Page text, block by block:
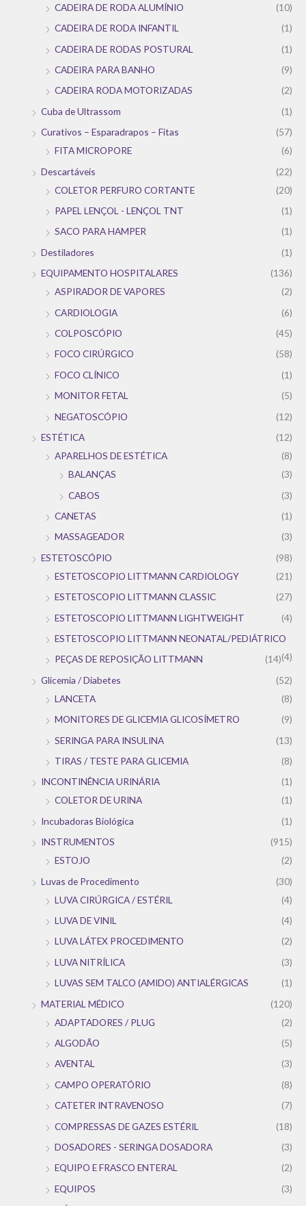
CADEIRA DE RODA ALUMÍNIO
(10)
CADEIRA DE RODA INFANTIL
(1)
CADEIRA DE RODAS POSTURAL
(1)
CADEIRA PARA BANHO
(9)
CADEIRA RODA MOTORIZADAS
(2)
Cuba de Ultrassom
(1)
Curativos – Esparadrapos – Fitas
(57)
FITA MICROPORE
(6)
Descartáveis
(22)
COLETOR PERFURO CORTANTE
(20)
PAPEL LENÇOL - LENÇOL TNT
(1)
SACO PARA HAMPER
(1)
Destiladores
(1)
EQUIPAMENTO HOSPITALARES
(136)
ASPIRADOR DE VAPORES
(2)
CARDIOLOGIA
(6)
COLPOSCÓPIO
(45)
FOCO CIRÚRGICO
(58)
FOCO CLÍNICO
(1)
MONITOR FETAL
(5)
NEGATOSCÓPIO
(12)
ESTÉTICA
(12)
APARELHOS DE ESTÉTICA
(8)
BALANÇAS
(3)
CABOS
(3)
CANETAS
(1)
MASSAGEADOR
(3)
ESTETOSCÓPIO
(98)
ESTETOSCOPIO LITTMANN CARDIOLOGY
(21)
ESTETOSCOPIO LITTMANN CLASSIC
(27)
ESTETOSCOPIO LITTMANN LIGHTWEIGHT
(4)
ESTETOSCOPIO LITTMANN NEONATAL/PEDIÁTRICO
(4)
PEÇAS DE REPOSIÇÃO LITTMANN
(14)
Glicemia / Diabetes
(52)
LANCETA
(8)
MONITORES DE GLICEMIA GLICOSÍMETRO
(9)
SERINGA PARA INSULINA
(13)
TIRAS / TESTE PARA GLICEMIA
(8)
INCONTINÊNCIA URINÁRIA
(1)
COLETOR DE URINA
(1)
Incubadoras Biológica
(1)
INSTRUMENTOS
(915)
ESTOJO
(2)
Luvas de Procedimento
(30)
LUVA CIRÚRGICA / ESTÉRIL
(4)
LUVA DE VINIL
(4)
LUVA LÁTEX PROCEDIMENTO
(2)
LUVA NITRÍLICA
(3)
LUVAS SEM TALCO (AMIDO) ANTIALÉRGICAS
(1)
MATERIAL MÉDICO
(120)
ADAPTADORES / PLUG
(2)
ALGODÃO
(5)
AVENTAL
(3)
CAMPO OPERATÓRIO
(8)
CATETER INTRAVENOSO
(7)
COMPRESSAS DE GAZES ESTÉRIL
(18)
DOSADORES - SERINGA DOSADORA
(3)
EQUIPO E FRASCO ENTERAL
(2)
EQUIPOS
(3)